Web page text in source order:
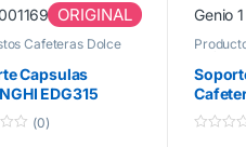
305
ORIGINAL
Cafeteras Dolce
Capsulas
EDG315
(0)
Genio